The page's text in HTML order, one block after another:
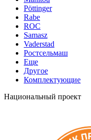
Pöttinger
Rabe
ROC
Samasz
Vaderstad
Ростсельмаш
Еще
Другое
Комплектующие
Национальный проект